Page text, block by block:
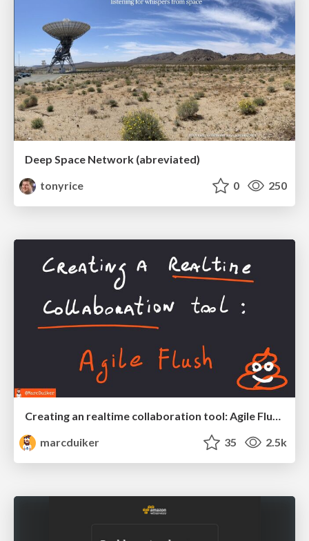
Deep Space Network (abreviated)
tonyrice
0 250
Creating an realtime collaboration tool: Agile Flush - .NET Oxford
marcduiker
35 2.5k